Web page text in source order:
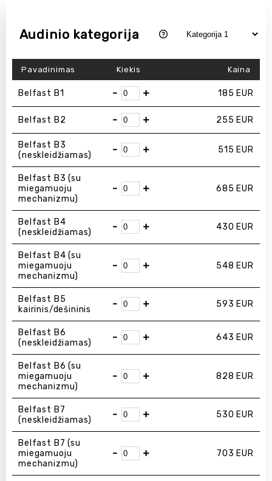
Audinio kategorija
Pavadinimas Kiekis Kaina
Belfast B1 - + 185 EUR
Belfast B2 - + 255 EUR
Belfast B3
(neskleidžiamas)
- + 515 EUR
Belfast B3 (su
miegamuoju
mechanizmu)
- + 685 EUR
Belfast B4
(neskleidžiamas)
- + 430 EUR
Belfast B4 (su
miegamuoju
mechanizmu)
- + 548 EUR
Belfast B5
kairinis/dešininis
- + 593 EUR
Belfast B6
(neskleidžiamas)
- + 643 EUR
Belfast B6 (su
miegamuoju
mechanizmu)
- + 828 EUR
Belfast B7
(neskleidžiamas)
- + 530 EUR
Belfast B7 (su
miegamuoju
mechanizmu)
- + 703 EUR